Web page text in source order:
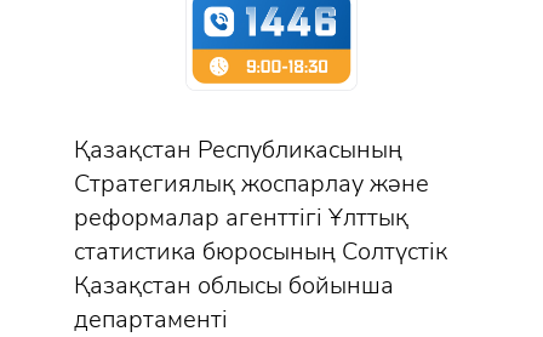
Қазақстан Республикасының
Стратегиялық жоспарлау және
реформалар агенттігі Ұлттық
статистика бюросының Солтүстік
Қазақстан облысы бойынша
департаменті